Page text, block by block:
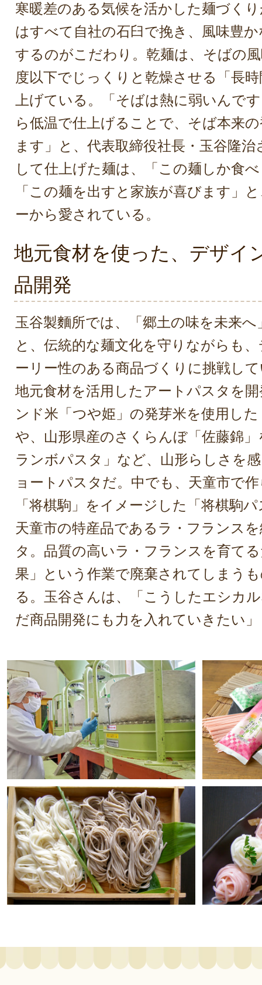
寒暖差のある気候を活かした麺づく
はすべて自社の石臼で挽き、風味豊
するのがこだわり。乾麺は、そばの
度以下でじっくりと乾燥させる「長
上げている。「そばは熱に弱いんで
ら低温で仕上げることで、そば本来
ます」と、代表取締役社長・玉谷隆
して仕上げた麺は、「この麺しか食
「この麺を出すと家族が喜びます」
ーから愛されている。
地元食材を使った、デザイ
品開発
玉谷製麵所では、「郷土の味を未来
と、伝統的な麺文化を守りながらも
ーリー性のある商品づくりに挑戦し
地元食材を活用したアートパスタを
ンド米「つや姫」の発芽米を使用し
や、山形県産のさくらんぼ「佐藤錦
ランボパスタ」など、山形らしさを
ョートパスタだ。中でも、天童市で
「将棋駒」をイメージした「将棋駒
天童市の特産品であるラ・フランス
タ。品質の高いラ・フランスを育て
果」という作業で廃棄されてしまう
る。玉谷さんは、「こうしたエシカ
だ商品開発にも力を入れていきたい